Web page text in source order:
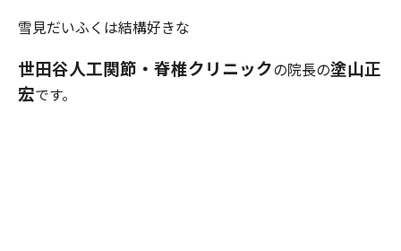
雪見だいふくは結構好きな
世田谷人工関節・脊椎クリニックの院長の塗山正
宏です。